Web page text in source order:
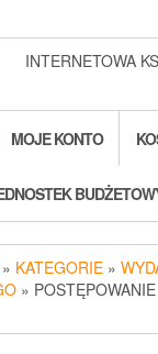
INTERNETOWA
MOJE KONTO
» KATEGORIE »
»